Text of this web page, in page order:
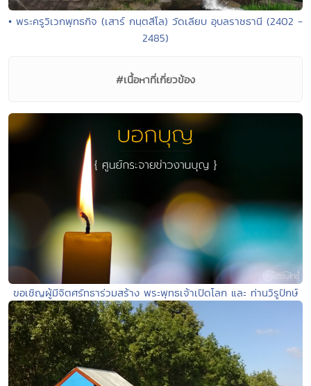
• พระครูวิเวกพุทธกิจ (เสาร์ กนฺตสีโล) วัดเลียบ อุบลราชธานี (2402 -
2485)
#เนื้อหาที่เกี่ยวข้อง
ขอเชิญผู้มีจิตศรัทธาร่วมสร้าง พระพุทธเจ้าเปิดโลก และ ท่านวิรูปักษ์